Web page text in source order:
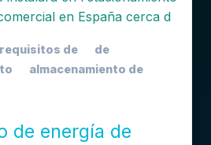
en España cerca d
requisitos de
de
almacenamiento de
de energía de